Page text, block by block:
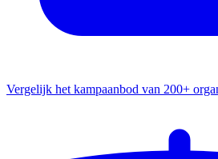
Vergelijk het kampaanbod van 200+